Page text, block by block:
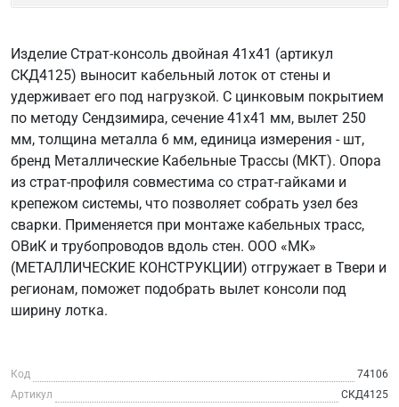
Изделие Страт-консоль двойная 41x41 (артикул
СКД4125) выносит кабельный лоток от стены и
удерживает его под нагрузкой. С цинковым покрытием
по методу Сендзимира, сечение 41x41 мм, вылет 250
мм, толщина металла 6 мм, единица измерения - шт,
бренд Металлические Кабельные Трассы (МКТ). Опора
из страт-профиля совместима со страт-гайками и
крепежом системы, что позволяет собрать узел без
сварки. Применяется при монтаже кабельных трасс,
ОВиК и трубопроводов вдоль стен. ООО «МК»
(МЕТАЛЛИЧЕСКИЕ КОНСТРУКЦИИ) отгружает в Твери и
регионам, поможет подобрать вылет консоли под
ширину лотка.
Код
74106
Артикул
СКД4125